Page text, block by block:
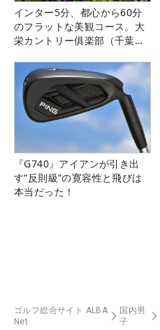
インター5分、都心から60分
のフラットな美観コース。大
栄カントリー俱楽部（千葉
『G740』アイアンが引き出
す“反則級”の寛容性と飛びは
本当だった！
ゴルフ総合サイト ALBA
Net
国内男
子